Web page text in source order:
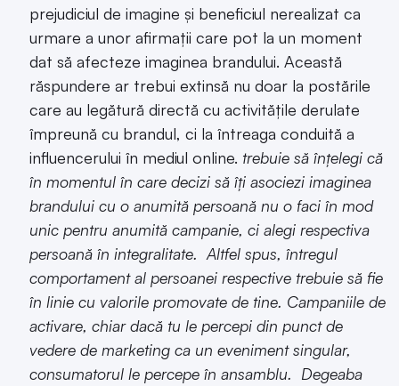
prejudiciul de imagine și beneficiul nerealizat ca
urmare a unor afirmații care pot la un moment
dat să afecteze imaginea brandului. Această
răspundere ar trebui extinsă nu doar la postările
care au legătură directă cu activitățile derulate
împreună cu brandul, ci la întreaga conduită a
influencerului în mediul online. trebuie să înțelegi că
în momentul în care decizi să îți asociezi imaginea
brandului cu o anumită persoană nu o faci în mod
unic pentru anumită campanie, ci alegi respectiva
persoană în integralitate. Altfel spus, întregul
comportament al persoanei respective trebuie să fie
în linie cu valorile promovate de tine. Campaniile de
activare, chiar dacă tu le percepi din punct de
vedere de marketing ca un eveniment singular,
consumatorul le percepe în ansamblu. Degeaba